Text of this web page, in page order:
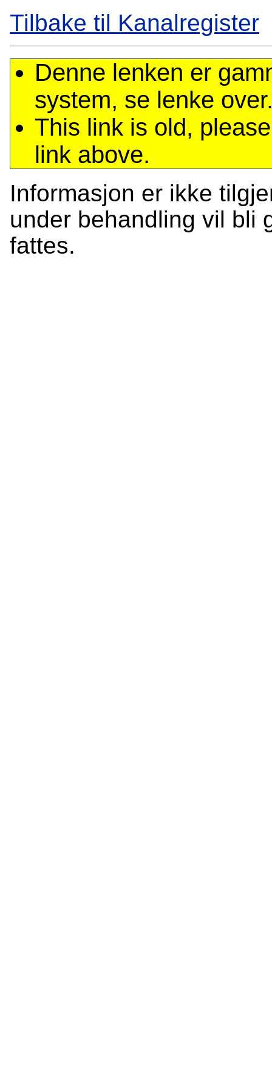
Tilbake til Kanalregister
Denne lenken er
system, se lenke
This link is old,
link above.
Informasjon er ikke
under behandling vil bli
fattes.